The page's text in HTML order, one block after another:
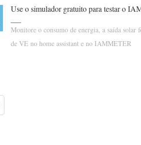
Monitore o consumo de energia, a saída
de VE no home assistant e no IAMMETER